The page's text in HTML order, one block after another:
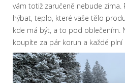
vám totiž zaručeně nebude
hýbat, teplo, které vaše tělo
kde má být, a to pod oblečením.
koupíte za pár korun a každé plní